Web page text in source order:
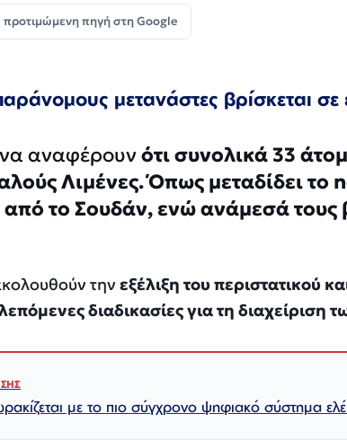
πηγή στη Google
μετανάστες βρίσκεται σε
να αναφέρουνότι συνολικά 33
Λιμένες. Όπως μεταδίδει το
από το Σουδάν, ενώ ανάμεσά τους
την εξέλιξη του περιστατικού
διαδικασίες για τη διαχείριση
με το πιο σύγχρονο ψηφιακό σύστημα